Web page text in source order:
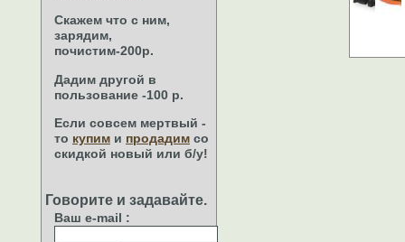
Скажем что с ним,
зарядим,
почистим-200р.
Дадим другой в
пользование -100 р.
Если совсем мертвый -
то купим и продадим со
скидкой новый или б/у!
Говорите и задавайте.
Ваш e-mail :